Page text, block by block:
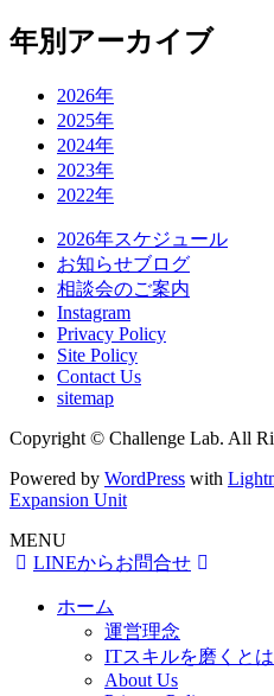
年別アーカイブ
2026年
2025年
2024年
2023年
2022年
2026年スケジュール
お知らせブログ
相談会のご案内
Instagram
Privacy Policy
Site Policy
Contact Us
sitemap
Copyright © Challenge Lab. All
Powered by WordPress with
Expansion Unit
MENU
LINEからお問合せ
ホーム
運営理念
ITスキルを磨くとは
About Us